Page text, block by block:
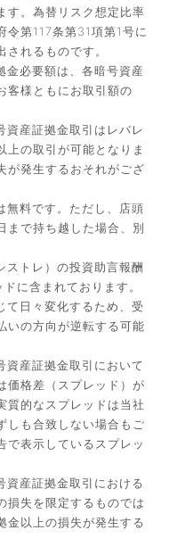
す。為替リスク想定比率
令第117条第31項第1号に
れるものです。
必要額は、各暗号資産
客様ともにお取引額の
産証拠金取引はレバレ
上の取引が可能となりま
が発生するおそれがござ
料です。ただし、店頭
まで持ち越した場合、別
トレ）の投資助言報酬
に含まれております。
日々変化するため、受
いの方向が逆転する可能
産証拠金取引において
価格差（スプレッド）が
質的なスプレッドは当社
しも合致しない場合もご
で表示しているスプレッ
産証拠金取引における
損失を限定するものでは
金以上の損失が発生する